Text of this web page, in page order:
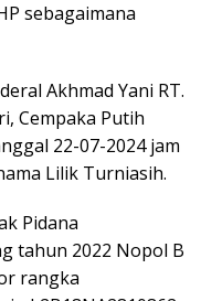
sebagaimana
Akhmad Yani RT.
Cempaka Putih
22-07-2024 jam
Lilik Turniasih.
Pidana
tahun 2022 Nopol B
rangka